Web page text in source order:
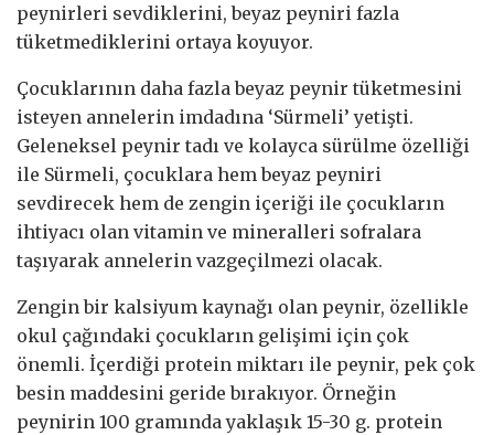
peynirleri sevdiklerini, beyaz peyniri fazla
tüketmediklerini ortaya koyuyor.
Çocuklarının daha fazla beyaz peynir tüketmesini
isteyen annelerin imdadına ‘Sürmeli’ yetişti.
Geleneksel peynir tadı ve kolayca sürülme özelliği
ile Sürmeli, çocuklara hem beyaz peyniri
sevdirecek hem de zengin içeriği ile çocukların
ihtiyacı olan vitamin ve mineralleri sofralara
taşıyarak annelerin vazgeçilmezi olacak.
Zengin bir kalsiyum kaynağı olan peynir, özellikle
okul çağındaki çocukların gelişimi için çok
önemli. İçerdiği protein miktarı ile peynir, pek çok
besin maddesini geride bırakıyor. Örneğin
peynirin 100 gramında yaklaşık 15-30 g. protein